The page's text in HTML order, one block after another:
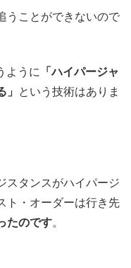
うことができないので
ように
「ハイパージャ
という技術はありま
スタンスがハイパージ
ト・オーダーは行き先
たのです。